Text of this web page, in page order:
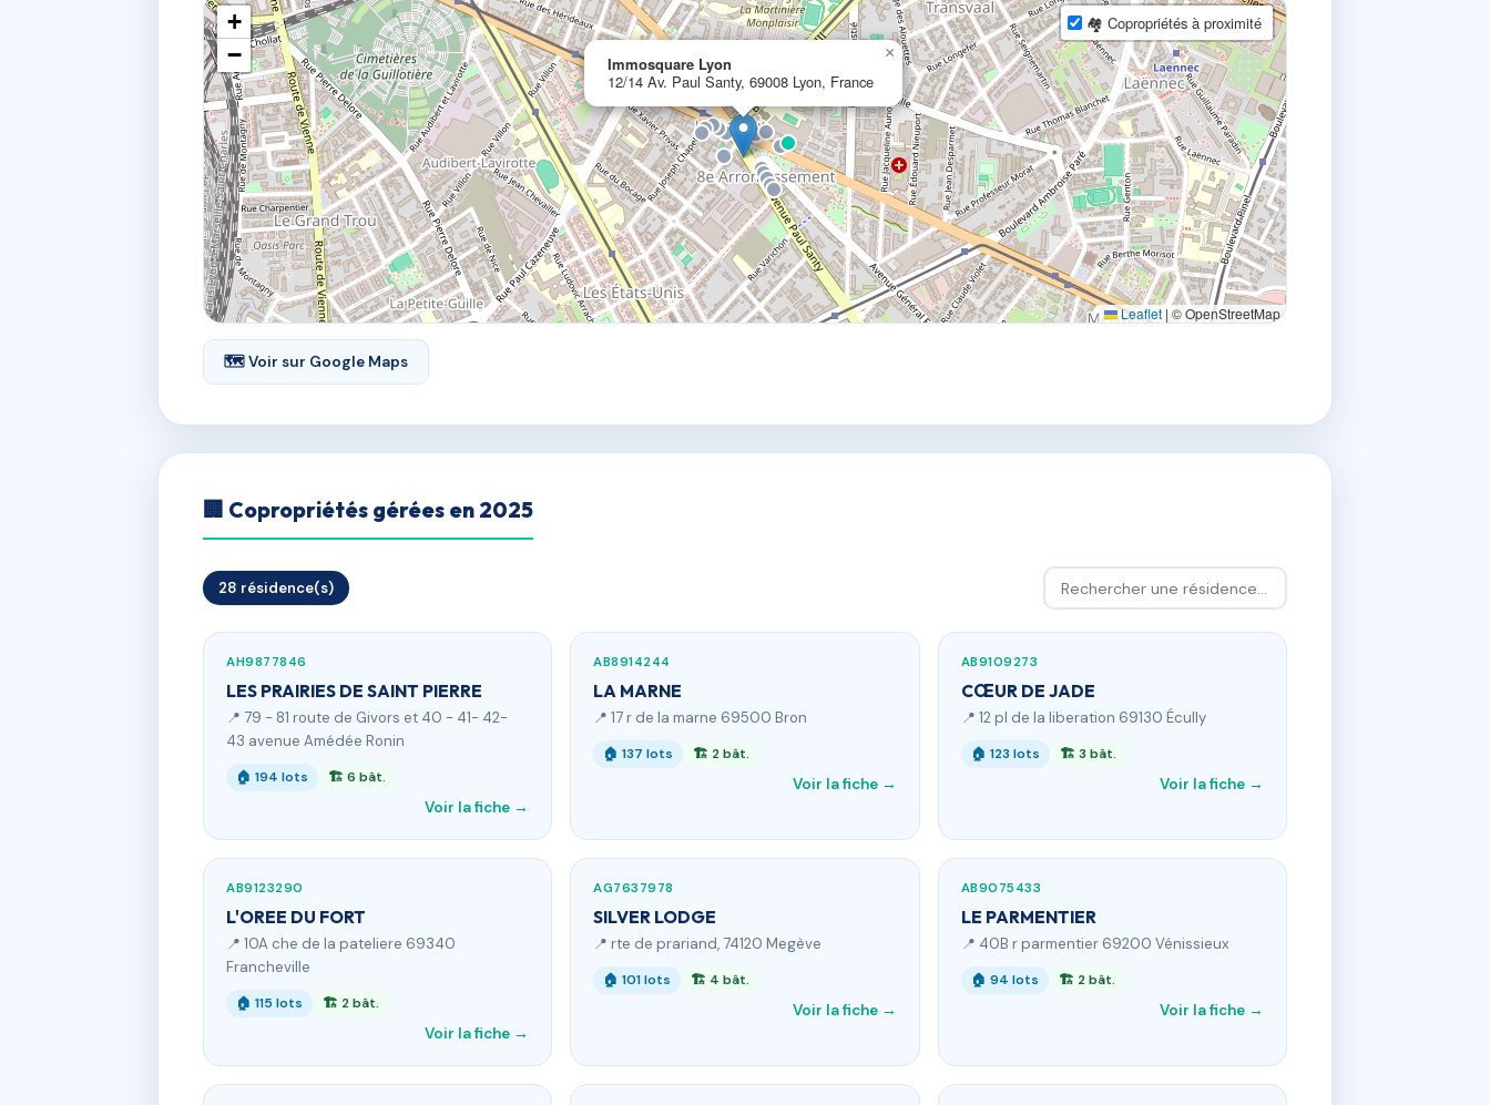
Immosquare Lyon
12/14 Av. Paul Santy, 69008 Lyon, France
×
+
−
🏘 Copropriétés à proximité
Leaflet | © OpenStreetMap
🗺 Voir sur Google Maps
🏢 Copropriétés gérées en 2025
28 résidence(s)
AH9877846
LES PRAIRIES DE SAINT PIERRE
📍 79 - 81 route de Givors et 40 - 41- 42-
43 avenue Amédée Ronin
🏠 194 lots 🏗 6 bât.
Voir la fiche →
AB8914244
LA MARNE
📍 17 r de la marne 69500 Bron
🏠 137 lots 🏗 2 bât.
Voir la fiche →
AB9109273
CŒUR DE JADE
📍 12 pl de la liberation 69130 Écully
🏠 123 lots 🏗 3 bât.
Voir la fiche →
AB9123290
L'OREE DU FORT
📍 10A che de la pateliere 69340
Francheville
🏠 115 lots 🏗 2 bât.
Voir la fiche →
AG7637978
SILVER LODGE
📍 rte de prariand, 74120 Megève
🏠 101 lots 🏗 4 bât.
Voir la fiche →
AB9075433
LE PARMENTIER
📍 40B r parmentier 69200 Vénissieux
🏠 94 lots 🏗 2 bât.
Voir la fiche →